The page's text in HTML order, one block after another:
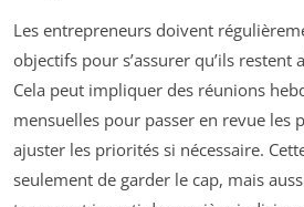
Les entrepreneurs doivent
objectifs pour s’assurer qu’ils restent
Cela peut impliquer des réunions
mensuelles pour passer en revue les
ajuster les priorités si nécessaire.
seulement de garder le cap, mais